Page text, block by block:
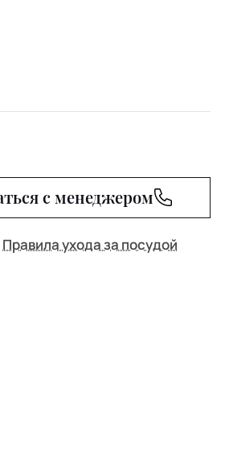
с менеджером
Правила ухода за посудой